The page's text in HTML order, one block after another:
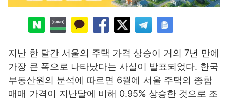
지난 한 달간 서울의 주택 가격 상승이 거의 7년 만에
가장 큰 폭으로 나타났다는 사실이 발표되었다. 한국
부동산원의 분석에 따르면 6월에 서울 주택의 종합
매매 가격이 지난달에 비해 0.95% 상승한 것으로 조